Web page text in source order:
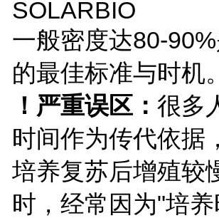
SOLARBIO
一般密度达80-
的最佳标准与时机。
！严重误区： 很多
时间作为传代依据
培养复苏后增殖较
时，经常因为"培养